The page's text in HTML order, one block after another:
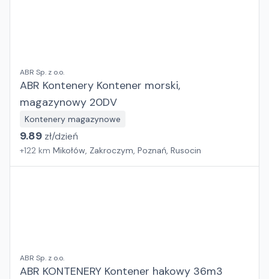
ABR Sp. z o.o.
ABR Kontenery Kontener morski,
magazynowy 20DV
Kontenery magazynowe
9.89 zł/dzień
+122 km Mikołów, Zakroczym, Poznań, Rusocin
ABR Sp. z o.o.
ABR KONTENERY Kontener hakowy 36m3